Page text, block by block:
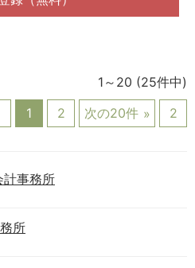
1～20 (25件中)
1
2 次の20件 2
計事務所
所